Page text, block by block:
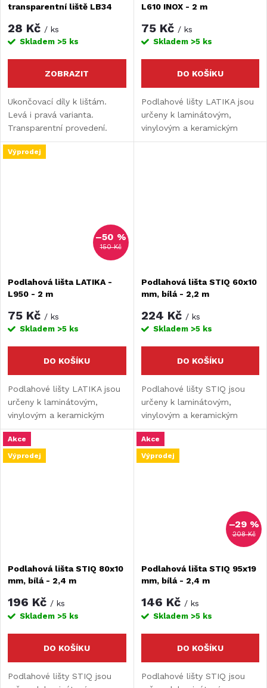
transparentní liště LB34
28 Kč / ks
Skladem >5 ks
ZOBRAZIT
Ukončovací díly k lištám.
Levá i pravá varianta.
Transparentní provedení.
L610 INOX - 2 m
75 Kč / ks
Skladem >5 ks
DO KOŠÍKU
Podlahové lišty LATIKA jsou
určeny k laminátovým,
vinylovým a keramickým
podlahám. Nahrazují
Výprodej
150 Kč
–50 %
Podlahová lišta LATIKA -
L950 - 2 m
75 Kč / ks
Skladem >5 ks
DO KOŠÍKU
Podlahové lišty LATIKA jsou
určeny k laminátovým,
vinylovým a keramickým
podlahám. Nahrazují
populární sokly.Díky lištám
udržujete čistý povrch, kde
Podlahová lišta STIQ 60x10
mm, bílá - 2,2 m
224 Kč / ks
Skladem >5 ks
DO KOŠÍKU
Podlahové lišty STIQ jsou
určeny k laminátovým,
vinylovým a keramickým
podlahám. Nahrazují
populární sokly. Díky lištám
udržujete čistý povrch, kde
Akce
Výprodej
Podlahová lišta STIQ 80x10
mm, bílá - 2,4 m
196 Kč / ks
Skladem >5 ks
DO KOŠÍKU
Podlahové lišty STIQ jsou
Akce
Výprodej
208 Kč
–29 %
Podlahová lišta STIQ 95x19
mm, bílá - 2,4 m
146 Kč / ks
Skladem >5 ks
DO KOŠÍKU
Podlahové lišty STIQ jsou